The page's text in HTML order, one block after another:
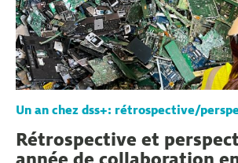
Un an chez dss+: rétrospective/
Rétrospective et